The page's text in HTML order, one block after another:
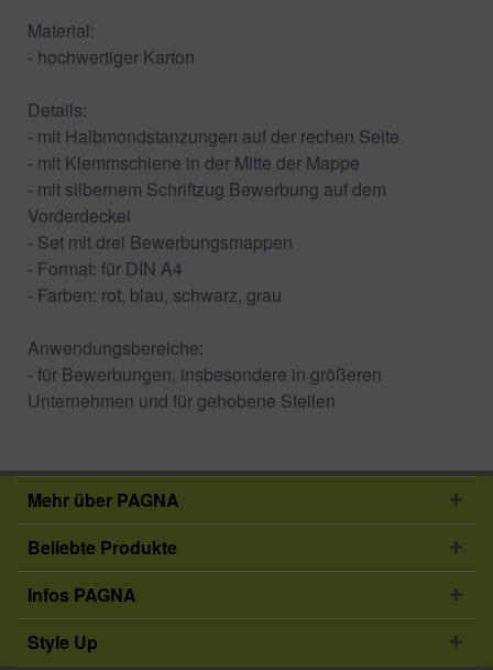
Material:
- hochwertiger Karton
Details:
- mit Halbmondstanzungen auf der rechen Seite
- mit Klemmschiene in der Mitte der Mappe
- mit silbernem Schriftzug Bewerbung auf dem
Vorderdeckel
- Set mit drei Bewerbungsmappen
- Format: für DIN A4
- Farben: rot, blau, schwarz, grau
Anwendungsbereiche:
- für Bewerbungen, insbesondere in größeren
Unternehmen und für gehobene Stellen
Mehr über PAGNA
Beliebte Produkte
Infos PAGNA
Style Up